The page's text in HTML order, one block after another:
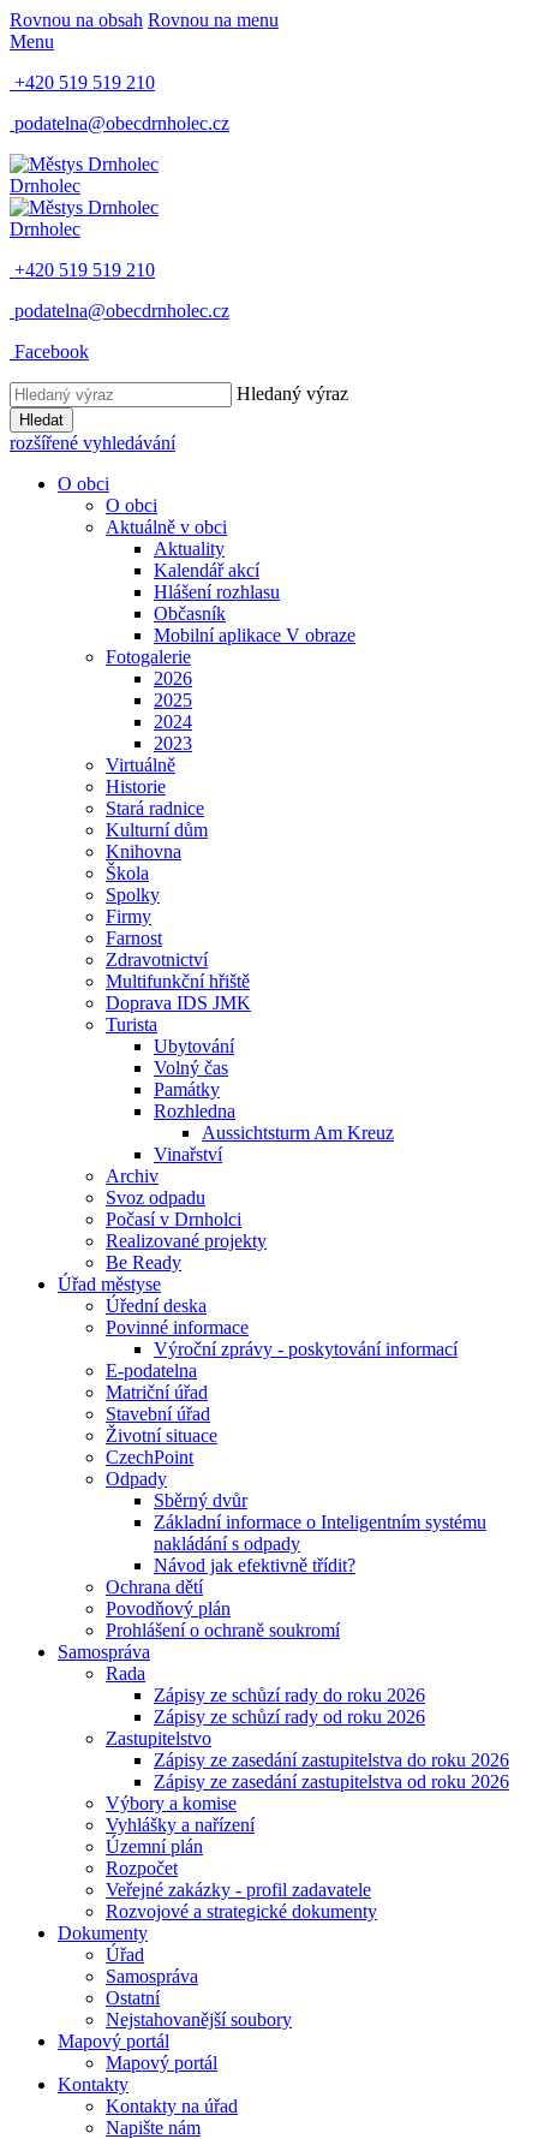
Rovnou na obsah Rovnou na menu
Menu
+420 519 519 210
podatelna@obecdrnholec.cz
Drnholec
Drnholec
+420 519 519 210
podatelna@obecdrnholec.cz
Facebook
Hledaný výraz
Hledat
rozšířené vyhledávání
O obci
O obci
Aktuálně v obci
Aktuality
Kalendář akcí
Hlášení rozhlasu
Občasník
Mobilní aplikace V obraze
Fotogalerie
2026
2025
2024
2023
Virtuálně
Historie
Stará radnice
Kulturní dům
Knihovna
Škola
Spolky
Firmy
Farnost
Zdravotnictví
Multifunkční hřiště
Doprava IDS JMK
Turista
Ubytování
Volný čas
Památky
Rozhledna
Aussichtsturm Am Kreuz
Vinařství
Archiv
Svoz odpadu
Počasí v Drnholci
Realizované projekty
Be Ready
Úřad městyse
Úřední deska
Povinné informace
Výroční zprávy - poskytování informací
E-podatelna
Matriční úřad
Stavební úřad
Životní situace
CzechPoint
Odpady
Sběrný dvůr
Základní informace o Inteligentním systému
nakládání s odpady
Návod jak efektivně třídit?
Ochrana dětí
Povodňový plán
Prohlášení o ochraně soukromí
Samospráva
Rada
Zápisy ze schůzí rady do roku 2026
Zápisy ze schůzí rady od roku 2026
Zastupitelstvo
Zápisy ze zasedání zastupitelstva do roku 2026
Zápisy ze zasedání zastupitelstva od roku 2026
Výbory a komise
Vyhlášky a nařízení
Územní plán
Rozpočet
Veřejné zakázky - profil zadavatele
Rozvojové a strategické dokumenty
Dokumenty
Úřad
Samospráva
Ostatní
Nejstahovanější soubory
Mapový portál
Mapový portál
Kontakty
Kontakty na úřad
Napište nám